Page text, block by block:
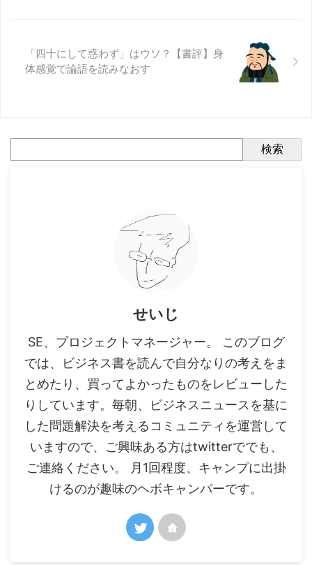
「四十にして惑わず」はウソ？【書評】身
体感覚で論語を読みなおす
検索
せいじ
SE、プロジェクトマネージャー。 このブログ
では、ビジネス書を読んで自分なりの考えをま
とめたり、買ってよかったものをレビューした
りしています。毎朝、ビジネスニュースを基に
した問題解決を考えるコミュニティを運営して
いますので、ご興味ある方はtwitterででも、
ご連絡ください。 月1回程度、キャンプに出掛
けるのが趣味のヘボキャンパーです。